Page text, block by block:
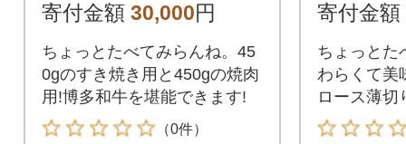
寄付金額 30,000円
ちょっとたべてみらんね。45
0gのすき焼き用と450gの焼肉
用!博多和牛を堪能できます!
（0件）
寄付金額
ちょっとた
わらくて美
ロース薄切